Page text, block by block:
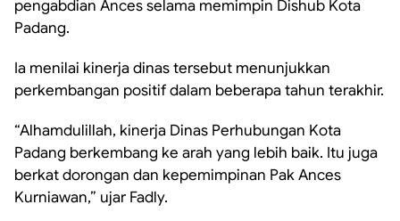
pengabdian Ances selama memimpin Dishub Kota
Padang.
Ia menilai kinerja dinas tersebut menunjukkan
perkembangan positif dalam beberapa tahun terakhir.
“Alhamdulillah, kinerja Dinas Perhubungan Kota
Padang berkembang ke arah yang lebih baik. Itu juga
berkat dorongan dan kepemimpinan Pak Ances
Kurniawan,” ujar Fadly.